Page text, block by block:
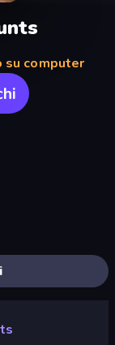
computer